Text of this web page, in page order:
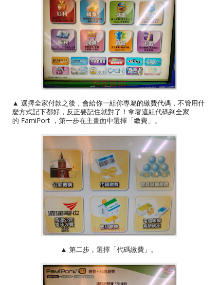
▲ 選擇全家付款之後，會給你一組你專屬的繳費代碼，不管用什
麼方式記下都好，反正要記住就對了！拿著這組代碼到全家
的 FamiPort ，第一步在主畫面中選擇「繳費」。
▲ 第二步，選擇「代碼繳費」。